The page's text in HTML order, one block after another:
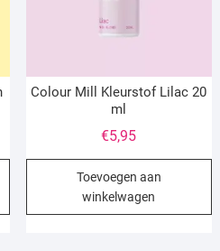
Colour Mill Kleurstof Lilac 20
ml
€5,95
Toevoegen aan
winkelwagen